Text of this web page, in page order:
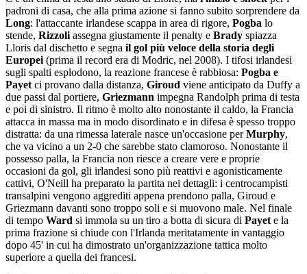
padroni di casa, che alla prima azione si fanno subito sorprendere da
Long: l'attaccante irlandese scappa in area di rigore, Pogba lo
stende, Rizzoli assegna giustamente il penalty e Brady spiazza
Lloris dal dischetto e segna il gol più veloce della storia degli
Europei (prima il record era di Modric, nel 2008). I tifosi irlandesi
sugli spalti esplodono, la reazione francese è rabbiosa: Pogba e
Payet ci provano dalla distanza, Giroud viene anticipato da Duffy a
due passi dal portiere, Griezmann impegna Randolph prima di testa
e poi di sinistro. Il ritmo è molto alto nonostante il caldo, la Francia
attacca in massa ma in modo disordinato e in difesa è spesso troppo
distratta: da una rimessa laterale nasce un'occasione perMurphy,
che va vicino a un 2-0 che sarebbe stato clamoroso. Nonostante il
possesso palla, la Francia non riesce a creare vere e proprie
occasioni da gol, gli irlandesi sono più reattivi e agonisticamente
cattivi, O'Neill ha preparato la partita nei dettagli: i centrocampisti
transalpini vengono aggrediti appena prendono palla, Giroud e
Griezmann davanti sono troppo soli e si muovono male. Nel finale
di tempo Ward si immola su un tiro a botta di sicura di Payet e la
prima frazione si chiude con l'Irlanda meritatamente in vantaggio
dopo 45' in cui ha dimostrato un'organizzazione tattica molto
superiore a quella dei francesi.